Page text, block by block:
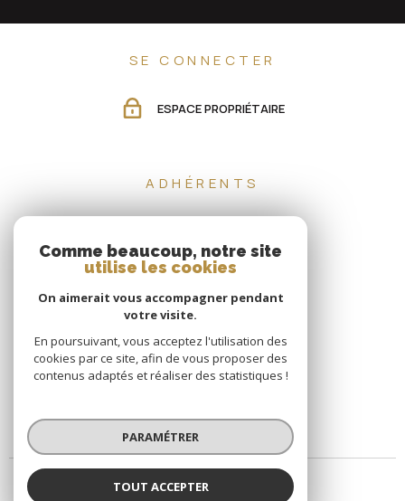
SE CONNECTER
ESPACE PROPRIÉTAIRE
ADHÉRENTS
Comme beaucoup, notre site
utilise les cookies
On aimerait vous accompagner pendant
votre visite.
En poursuivant, vous acceptez l'utilisation des
cookies par ce site, afin de vous proposer des
contenus adaptés et réaliser des statistiques !
PARAMÉTRER
TOUT ACCEPTER